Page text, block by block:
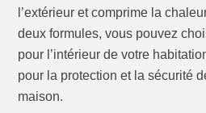
l’extérieur et comprime la
deux formules, vous pouvez
pour l’intérieur de votre
pour la protection et la sécurité
maison.